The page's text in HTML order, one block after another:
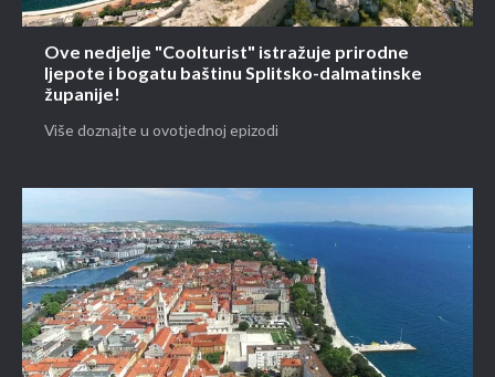
Ove nedjelje "Coolturist" istražuje prirodne
ljepote i bogatu baštinu Splitsko-dalmatinske
županije!
Više doznajte u ovotjednoj epizodi